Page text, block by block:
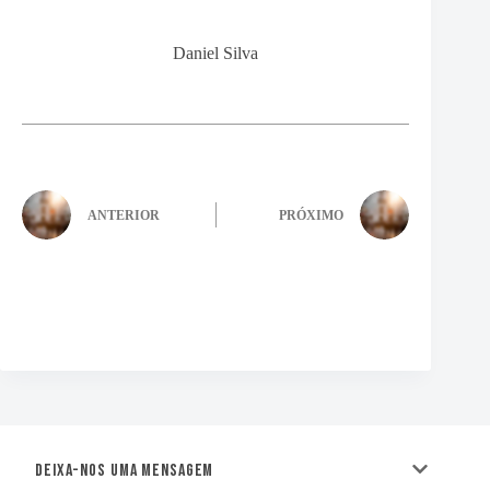
Daniel Silva
ANTERIOR PRÓXIMO
Deixa-nos uma mensagem